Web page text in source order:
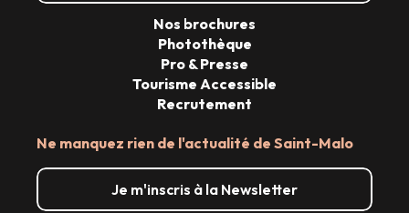
Ne manquez rien de l'actualité de Saint-Malo
Je m'inscris à la Newsletter
Nos brochures
Photothèque
Pro & Presse
Tourisme Accessible
Recrutement